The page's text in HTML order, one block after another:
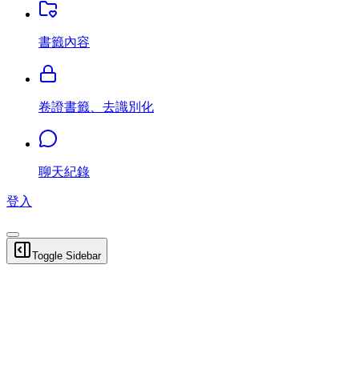
書籤內容
卷證書籤、去識別化
聊天紀錄
登入
Toggle Sidebar